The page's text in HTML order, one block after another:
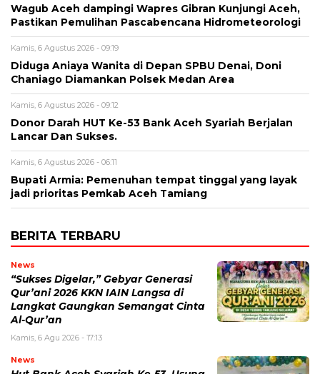
Wagub Aceh dampingi Wapres Gibran Kunjungi Aceh,
Pastikan Pemulihan Pascabencana Hidrometeorologi
Kamis, 6 Agustus 2026 - 09:19
Diduga Aniaya Wanita di Depan SPBU Denai, Doni
Chaniago Diamankan Polsek Medan Area
Kamis, 6 Agustus 2026 - 09:12
Donor Darah HUT Ke-53 Bank Aceh Syariah Berjalan
Lancar Dan Sukses.
Kamis, 6 Agustus 2026 - 06:11
Bupati Armia: Pemenuhan tempat tinggal yang layak
jadi prioritas Pemkab Aceh Tamiang
BERITA TERBARU
News
“Sukses Digelar,” Gebyar Generasi
Qur’ani 2026 KKN IAIN Langsa di
Langkat Gaungkan Semangat Cinta
Al-Qur’an
Kamis, 6 Agu 2026 - 17:13
News